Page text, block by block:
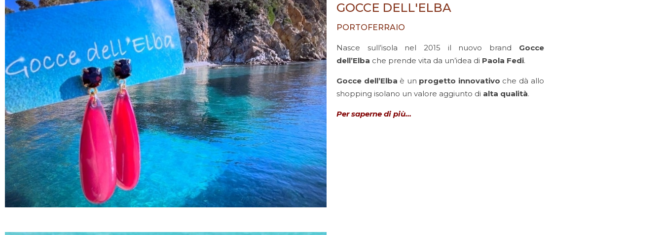
GOCCE DELL'ELBA
PORTOFERRAIO
Nasce sull’isola nel 2015 il nuovo brand Gocce
dell’Elba che prende vita da un’idea di Paola Fedi.
Gocce dell’Elba è un progetto innovativo che dà allo
shopping isolano un valore aggiunto di alta qualità.
Per saperne di più…